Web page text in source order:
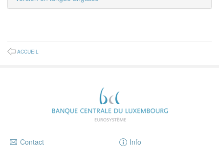
ACCUEIL
Contact Info